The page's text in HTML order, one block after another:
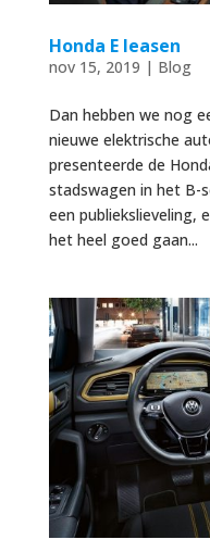
Honda E leasen
nov 15, 2019 | Blog
Dan hebben we nog
nieuwe elektrische
presenteerde de
stadswagen in het B-
een publiekslieveling,
het heel goed gaan...